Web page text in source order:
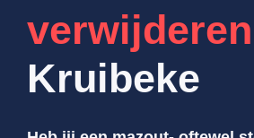
verwijderen
Kruibeke